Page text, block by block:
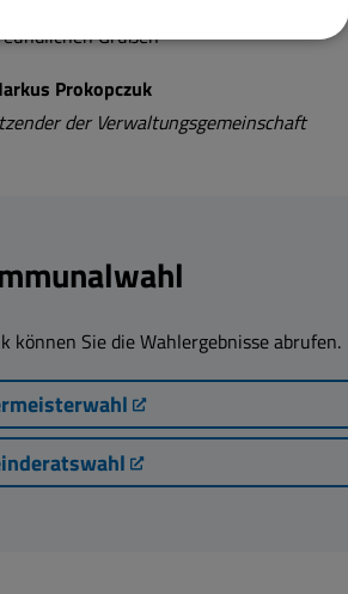
Grüßen
Prokopczuk
der Verwaltungsgemeinschaft
können Sie die Wahlergebnisse abrufen.